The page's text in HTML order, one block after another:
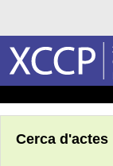
Cerca d'actes